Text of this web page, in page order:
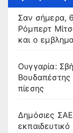
Σαν σήμερα,
Ρόμπερτ
και ο
Ουγγαρία:
πίεσης
Δημόσιες